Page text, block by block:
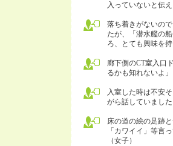
入っていないと伝
落ち着きがないの
たが、「潜水艦の
ろ、とても興味を
廊下側のCT室入口
るかも知れないよ
入室した時は不安
がら話していまし
床の道の絵の足跡
「カワイイ」等言
（女子）